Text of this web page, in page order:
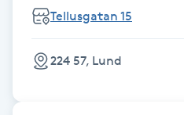
Gellack
Tellusgatan 15
224 57, Lund